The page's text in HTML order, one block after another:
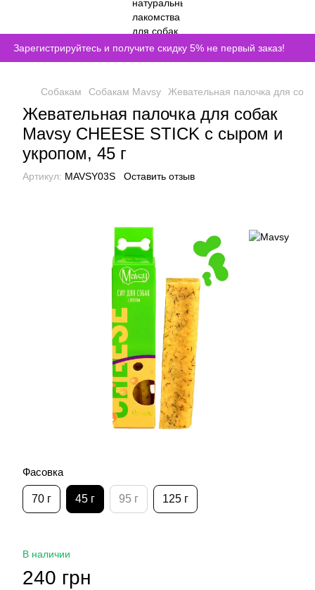
Зарегистрируйтесь и получите скидку 5% не первый заказ!
Собакам Собакам Mavsy Жевательная палочка для
Жевательная палочка для собак
Mavsy CHEESE STICK с сыром и
укропом, 45 г
Артикул: MAVSY03S Оставить отзыв
Фасовка
70 г 45 г 95 г 125 г
В наличии
240 грн